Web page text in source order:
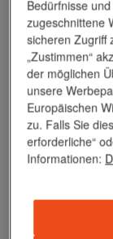
Bedürfnisse
zugeschnittene
sicheren Zugriff
„Zustimmen“
der möglichen
unsere
Europäischen
zu. Falls Sie
erforderliche“
Informationen: